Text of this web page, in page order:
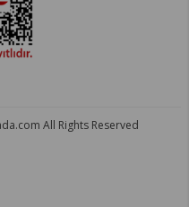
All Rights Reserved